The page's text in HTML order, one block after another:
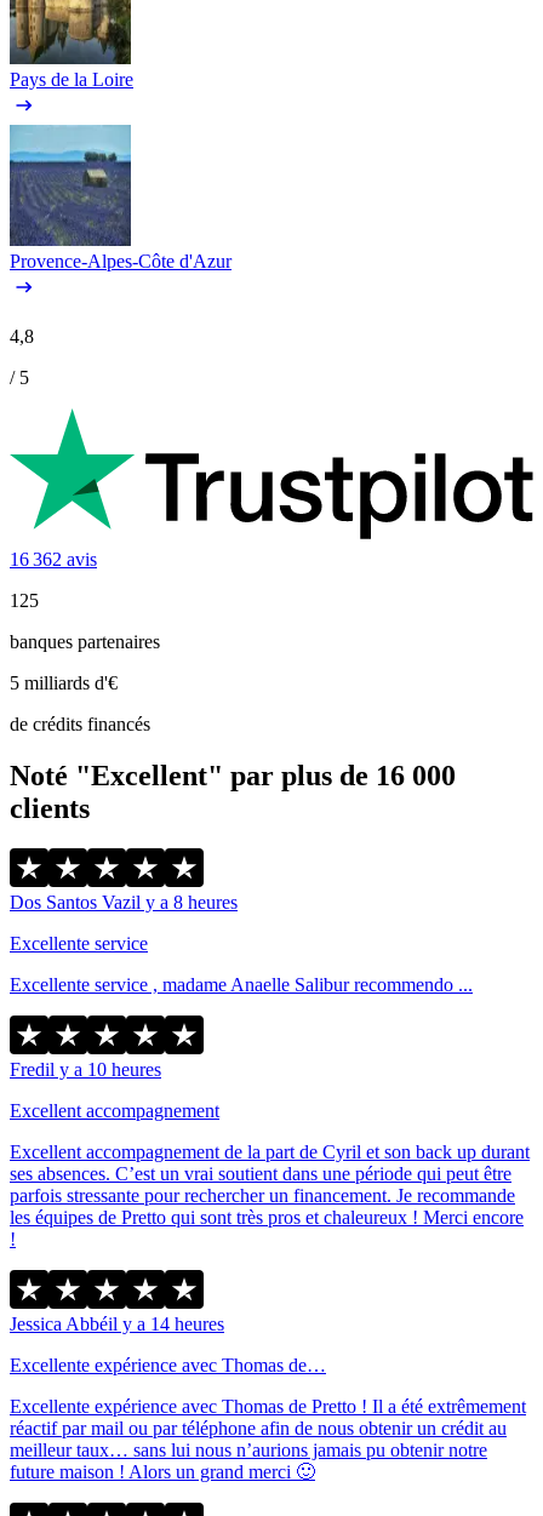
Pays de la Loire
Provence-Alpes-Côte d'Azur
4,8
/ 5
16 362 avis
125
banques partenaires
5 milliards d'€
de crédits financés
Noté "Excellent" par plus de 16 000
clients
Dos Santos Vazil y a 8 heures
Excellente service
Excellente service , madame Anaelle Salibur recommendo ...
Fredil y a 10 heures
Excellent accompagnement
Excellent accompagnement de la part de Cyril et son back up durant
ses absences. C’est un vrai soutient dans une période qui peut être
parfois stressante pour rechercher un financement. Je recommande
les équipes de Pretto qui sont très pros et chaleureux ! Merci encore
!
Jessica Abbéil y a 14 heures
Excellente expérience avec Thomas de…
Excellente expérience avec Thomas de Pretto ! Il a été extrêmement
réactif par mail ou par téléphone afin de nous obtenir un crédit au
meilleur taux… sans lui nous n’aurions jamais pu obtenir notre
future maison ! Alors un grand merci 🙂